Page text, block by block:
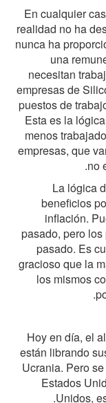
En cualquier
realidad no ha
nunca ha
una
necesitan
empresas de
puestos de
Esta es la
menos
empresas, que
no
La lógica
beneficios
inflación.
pasado, pero
pasado. Es
gracioso que la
los mismos
Hoy en día, el
están librando
Ucrania. Pero
Estados
Unidos,